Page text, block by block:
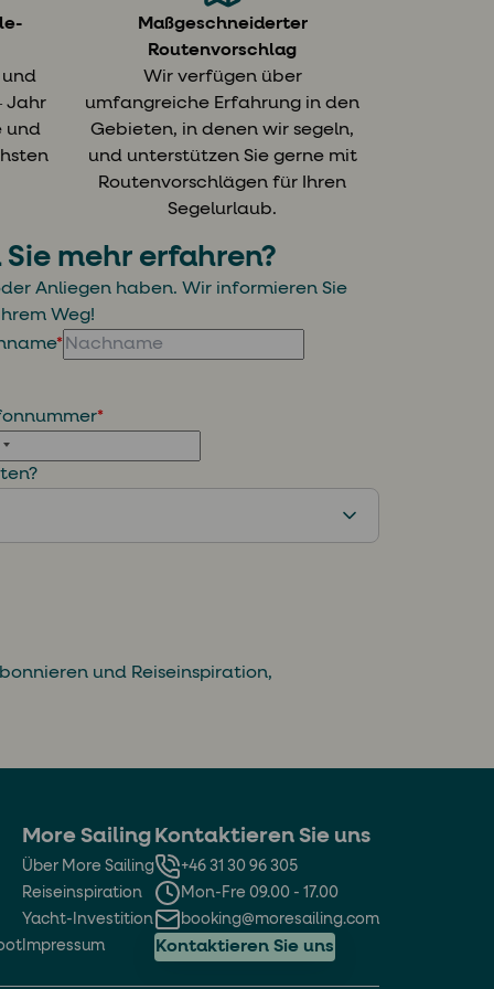
Jahr
und
Maßgeschneiderter
Routenvorschlag
Wir verfügen über
umfangreiche Erfahrung in den
Gebieten, in denen wir segeln,
und unterstützen Sie gerne mit
Routenvorschlägen für Ihren
Segelurlaub.
mehr erfahren?
Anliegen haben. Wir informieren Sie
Weg!
*
*
und Reiseinspiration,
More Sailing
Über More Sailing
Reiseinspiration
Yacht-Investition
Impressum
Kontaktieren Sie uns
+46 31 30 96 305
Mon-Fre 09.00 - 17.00
booking@moresailing.com
Kontaktieren Sie uns